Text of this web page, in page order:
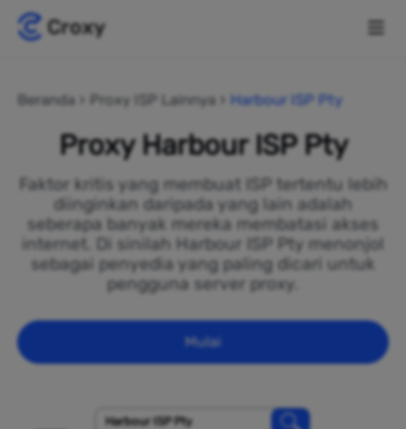
Beranda Proxy ISP Lainnya Harbour ISP Pty
Proxy Harbour ISP Pty
Faktor kritis yang membuat ISP tertentu lebih
diinginkan daripada yang lain adalah
seberapa banyak mereka membatasi akses
internet. Di sinilah Harbour ISP Pty menonjol
sebagai penyedia yang paling dicari untuk
pengguna server proxy.
Mulai
Harbour ISP Pty